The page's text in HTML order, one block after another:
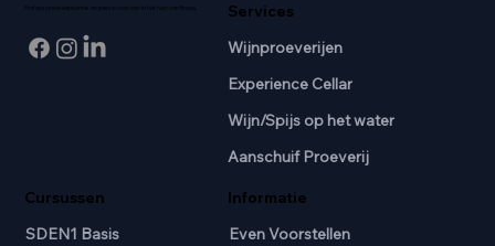
Professionele wijnkennis en passie voor wijn in het hart van Breda.
Cursussen
SDEN1 Basis
Services
Wijnproeverijen
Experience Cellar
Wijn/Spijs op het water
Aanschuif Proeverij
Informatie
Even Voorstellen